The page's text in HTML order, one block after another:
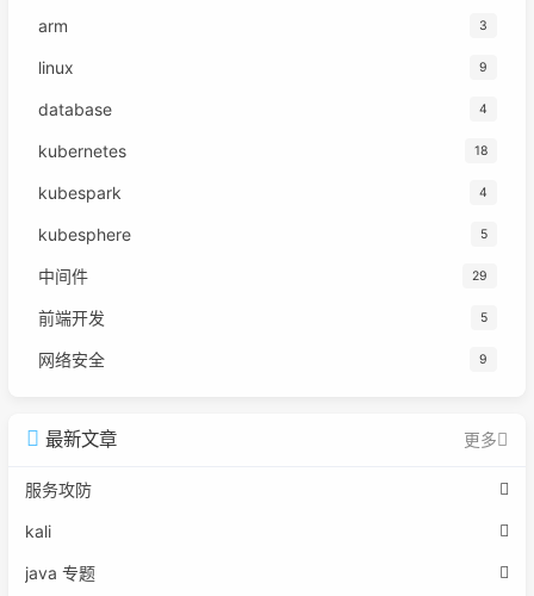
arm 3
linux 9
database 4
kubernetes 18
kubespark 4
kubesphere 5
中间件 29
前端开发 5
网络安全 9
最新文章 更多
服务攻防
kali
java 专题